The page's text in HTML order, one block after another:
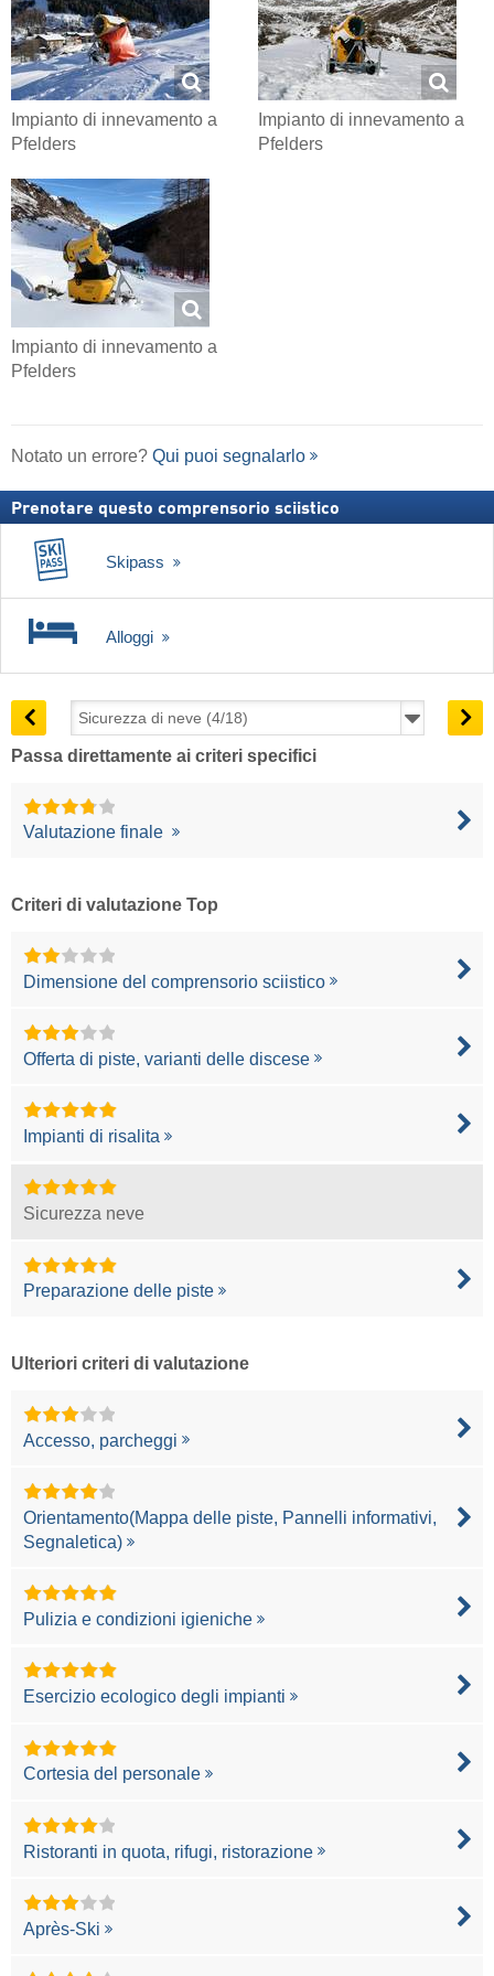
Impianto di innevamento a
Pfelders
Impianto di innevamento a
Pfelders
Impianto di innevamento a
Pfelders
Notato un errore? Qui puoi segnalarlo
Prenotare questo comprensorio sciistico
Skipass
Alloggi
Passa direttamente ai criteri specifici
Valutazione finale
Criteri di valutazione Top
Dimensione del comprensorio sciistico
Offerta di piste, varianti delle discese
Impianti di risalita
Sicurezza neve
Preparazione delle piste
Ulteriori criteri di valutazione
Accesso, parcheggi
Orientamento(Mappa delle piste, Pannelli informativi,
Segnaletica)
Pulizia e condizioni igieniche
Esercizio ecologico degli impianti
Cortesia del personale
Ristoranti in quota, rifugi, ristorazione
Après-Ski